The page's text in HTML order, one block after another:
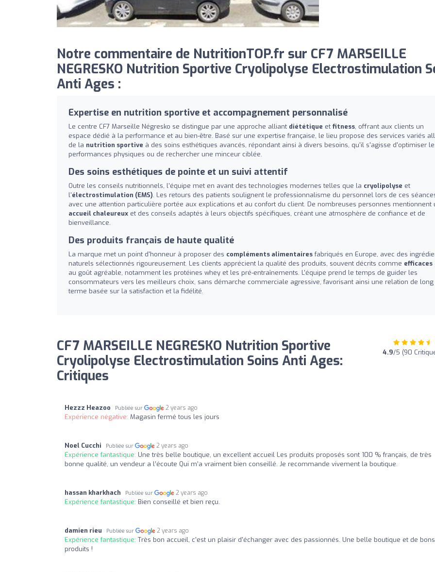
Notre commentaire de NutritionTOP.fr sur CF7 MARSEILLE
NEGRESKO Nutrition Sportive Cryolipolyse Electrostimulation
Anti Ages :
Expertise en nutrition sportive et accompagnement personnalisé
Le centre CF7 Marseille Négresko se distingue par une approche alliant diététique et fitness, offrant aux clients un
espace dédié à la performance et au bien-être. Basé sur une expertise française, le lieu propose des services variés
de la nutrition sportive à des soins esthétiques avancés, répondant ainsi à divers besoins, qu'il s'agisse d'optimiser
performances physiques ou de rechercher une minceur ciblée.
Des soins esthétiques de pointe et un suivi attentif
Outre les conseils nutritionnels, l'équipe met en avant des technologies modernes telles que la cryolipolyse et
l'électrostimulation (EMS). Les retours des patients soulignent le professionnalisme du personnel lors de ces
avec une attention particulière portée aux explications et au confort du client. De nombreuses personnes mentionnent
accueil chaleureux et des conseils adaptés à leurs objectifs spécifiques, créant une atmosphère de confiance et de
bienveillance.
Des produits français de haute qualité
La marque met un point d'honneur à proposer des compléments alimentaires fabriqués en Europe, avec des
naturels sélectionnés rigoureusement. Les clients apprécient la qualité des produits, souvent décrits comme efficaces
au goût agréable, notamment les protéines whey et les pré-entraînements. L'équipe prend le temps de guider les
consommateurs vers les meilleurs choix, sans démarche commerciale agressive, favorisant ainsi une relation de long
terme basée sur la satisfaction et la fidélité.
CF7 MARSEILLE NEGRESKO Nutrition Sportive
Cryolipolyse Electrostimulation Soins Anti Ages:
Critiques
4.9/5 (90
Hezzz Heazoo Publiée sur 2 years ago
Expérience négative: Magasin fermé tous les jours
Noel Cucchi Publiée sur 2 years ago
Expérience fantastique: Une très belle boutique, un excellent accueil Les produits proposés sont 100 % français, de très
bonne qualité, un vendeur a l’écoute Qui m’a vraiment bien conseillé. Je recommande vivement la boutique.
hassan kharkhach Publiée sur 2 years ago
Expérience fantastique: Bien conseillé et bien reçu.
damien rieu Publiée sur 2 years ago
Expérience fantastique: Très bon accueil, c'est un plaisir d'échanger avec des passionnés. Une belle boutique et de bons
produits !